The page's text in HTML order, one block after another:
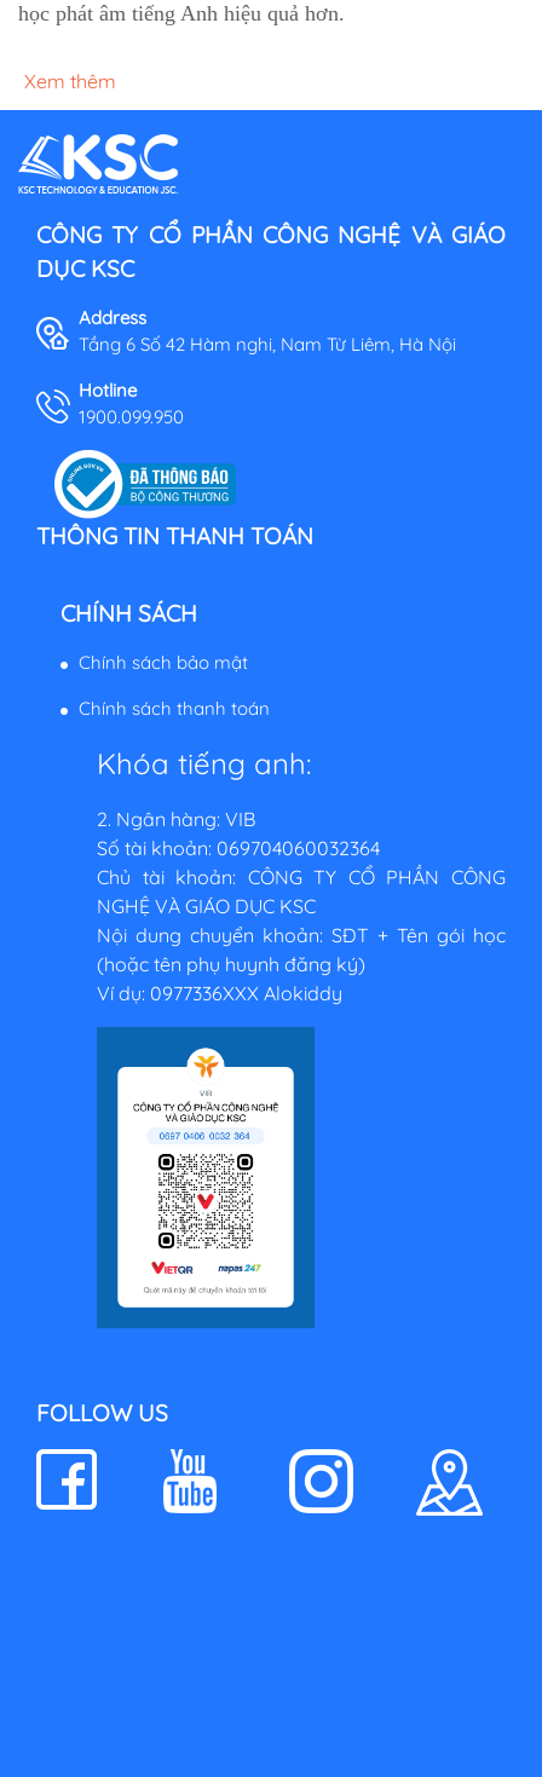
học phát âm tiếng Anh hiệu quả hơn.
Xem thêm
CÔNG TY CỔ PHẦN CÔNG NGHỆ VÀ GIÁO
DỤC KSC
Address
Tầng 6 Số 42 Hàm nghi, Nam Từ Liêm, Hà Nội
Hotline
1900.099.950
THÔNG TIN THANH TOÁN
CHÍNH SÁCH
Chính sách bảo mật
Chính sách thanh toán
Khóa tiếng anh:
2. Ngân hàng: VIB
Số tài khoản: 069704060032364
Chủ tài khoản: CÔNG TY CỔ PHẦN CÔNG
NGHỆ VÀ GIÁO DỤC KSC
Nội dung chuyển khoản: SĐT + Tên gói học
(hoặc tên phụ huynh đăng ký)
Ví dụ: 0977336XXX Alokiddy
FOLLOW US